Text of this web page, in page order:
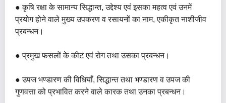
● कृषि रक्षा के सामान्य सिद्धान्त, उद्देश्य एवं इसका महत्व एवं उनमें
प्रयोग होने वाले मुख्य उपकरण व रसायनों का नाम, एकीकृत नाशीजीव
प्रबन्धन।
● प्रमुख फसलों के कीट एवं रोग तथा उसका प्रबन्धन।
● उपज भण्डारण की विधियाँ, सिद्धान्त तथा भण्डारण व उपज की
गुणवत्ता को प्रभावित करने वाले कारक तथा उनका प्रबन्धन।